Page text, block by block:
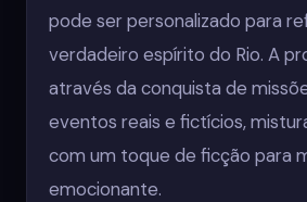
pode ser personalizado para
verdadeiro espírito do Rio. A
através da conquista de
eventos reais e fictícios,
com um toque de ficção para
emocionante.